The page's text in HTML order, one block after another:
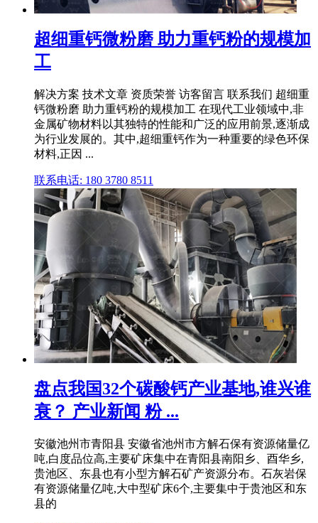
超细重钙微粉磨 助力重钙粉的规模加
工
解决方案 技术文章 资质荣誉 访客留言 联系我们 超细重
钙微粉磨 助力重钙粉的规模加工 在现代工业领域中,非
金属矿物材料以其独特的性能和广泛的应用前景,逐渐成
为行业发展的。其中,超细重钙作为一种重要的绿色环保
材料,正因 ...
联系电话: 180 3780 8511
盘点我国32个碳酸钙产业基地,谁兴谁
衰？ 产业新闻 粉 ...
安徽池州市青阳县 安徽省池州市方解石保有资源储量亿
吨,白度品位高,主要矿床集中在青阳县南阳乡、酉华乡,
贵池区、东县也有小型方解石矿产资源分布。石灰岩保
有资源储量亿吨,大中型矿床6个,主要集中于贵池区和东
县的